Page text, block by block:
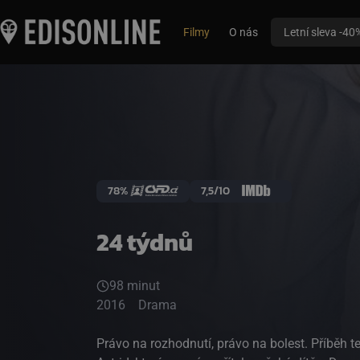
Filmy O nás Letní sleva -
24 týdnů
78% 7,5/10
98 minut
2016
Drama
Právo na rozhodnutí, právo na bolest. Příběh televizní komičky